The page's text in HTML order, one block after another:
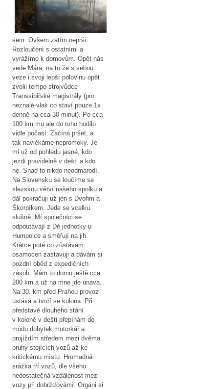
sem. Ovšem zatím neprší.
Rozloučení s ostatními a
vyrážíme k domovům. Opět nás
vede Mára, na to že s sebou
veze i svoji lepší polovinu opět
zvolil tempo strojvůdce
Transsibiřské magistrály (pro
neznalé-vlak co staví pouze 1x
denně na cca 30 minut). Po cca
100 km mu ale do toho hodilo
vidle počasí. Začíná pršet, a
tak navlékáme nepromoky. Je
mi už od pohledu jasné, kdo
jezdí pravidelně v dešti a kdo
ne. Snad to nikdo neodmarodí.
Na Slovensku se loučíme se
slezskou větví našeho spolku a
dál pokračuji už jen s Dvořim a
Škorpíkem. Jede se vcelku
slušně. Mí společníci se
odpoutávají z Dé jednotky u
Humpolce a směřují na jih.
Krátce poté co zůstávám
osamocen zastavuji a dávám si
pozdní oběd z expedičních
zásob. Mám to domu ještě cca
200 km a už na mne jde únava.
Na 30. km před Prahou provoz
ustává a tvoří se kolona. Při
představě dlouhého stání
v koloně v dešti přepínám do
módu dobytek motorkář a
projíždím středem mezi dvěma
pruhy stojících vozů až ke
kritickému místu. Hromadná
srážka tří vozů, dle všeho
nedostatečná vzdálenost mezi
vozy při dobržďovámí. Orgáni si